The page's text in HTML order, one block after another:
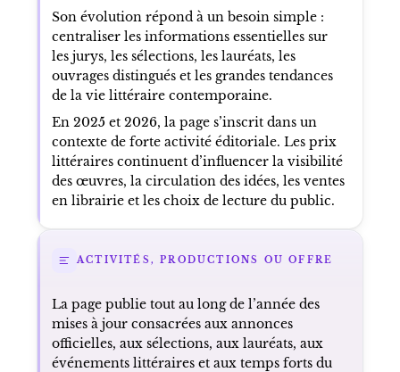
Son évolution répond à un besoin simple :
centraliser les informations essentielles sur
les jurys, les sélections, les lauréats, les
ouvrages distingués et les grandes tendances
de la vie littéraire contemporaine.
En 2025 et 2026, la page s’inscrit dans un
contexte de forte activité éditoriale. Les prix
littéraires continuent d’influencer la visibilité
des œuvres, la circulation des idées, les ventes
en librairie et les choix de lecture du public.
ACTIVITÉS, PRODUCTIONS OU OFFRE
La page publie tout au long de l’année des
mises à jour consacrées aux annonces
officielles, aux sélections, aux lauréats, aux
événements littéraires et aux temps forts du